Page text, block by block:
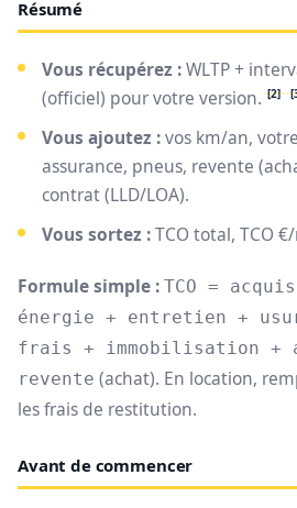
Résumé
Vous récupérez :WLTP +
(officiel) pour votre version. [2]
Vous ajoutez :vos km/an,
assurance, pneus, revente
contrat (LLD/LOA).
Vous sortez :TCO total, TCO
Formule simple :
TCO =
énergie + entretien +
frais + immobilisation +
revente (achat). En location,
les frais de restitution.
Avant de commencer